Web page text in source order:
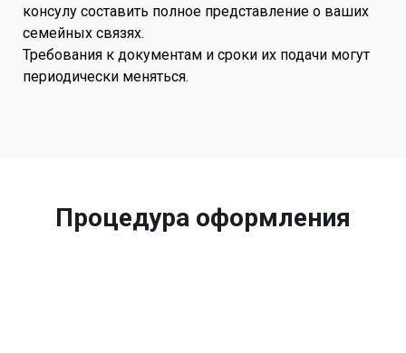
консулу составить полное представление о ваших
семейных связях.
Требования к документам и сроки их подачи могут
периодически меняться.
Процедура оформления